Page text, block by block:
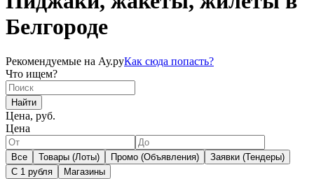
Белгороде
Рекомендуемые на Ау.руКак сюда попасть?
Что ищем?
Найти
Цена, руб.
Цена
Все Товары (Лоты) Промо (Объявления)
Заявки (Тендеры)
С 1 рубля
Магазины